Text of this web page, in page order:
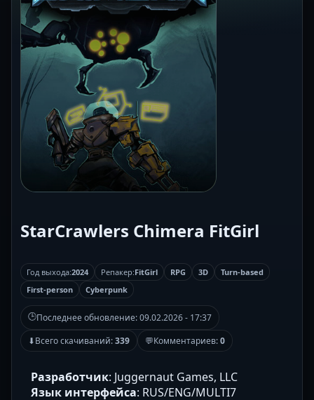
StarCrawlers Chimera FitGirl
Год выхода:2024 Репакер:FitGirl RPG 3D
Turn-based
First-person
Cyberpunk
🕒Последнее обновление:09.02.2026 - 17:37
⬇Всего скачиваний:339 💬Комментариев:0
Разработчик: Juggernaut Games, LLC
Язык интерфейса: RUS/ENG/MULTI7